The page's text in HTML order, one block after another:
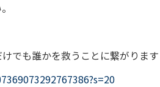
でも誰かを救うことに繋がります